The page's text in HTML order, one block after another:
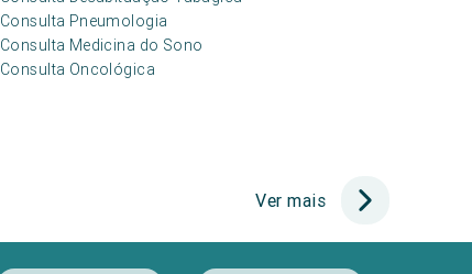
Consulta Pneumologia
Consulta Medicina do Sono
Consulta Oncológica
Ver mais